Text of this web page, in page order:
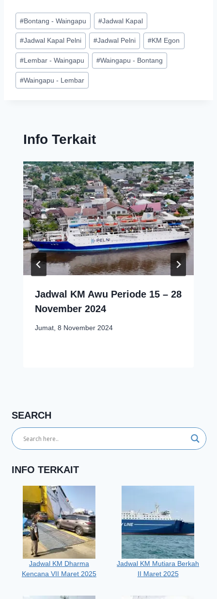
#Bontang - Waingapu #Jadwal Kapal
#Jadwal Kapal Pelni #Jadwal Pelni #KM Egon
#Lembar - Waingapu #Waingapu - Bontang
#Waingapu - Lembar
Info Terkait
Jadwal KM Awu Periode 15 – 28
November 2024
Jumat, 8 November 2024
SEARCH
INFO TERKAIT
Jadwal KM Dharma
Kencana VII Maret 2025
Jadwal KM Mutiara Berkah
II Maret 2025